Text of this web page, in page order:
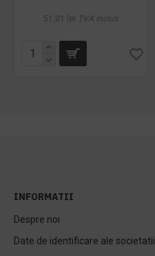
51,01 lei TVA inclus
INFORMATII
Despre noi
Date de identificare ale societatii